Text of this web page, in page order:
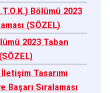
Bölümü 2023
(SÖZEL)
2023 Taban
Tasarımı
Başarı Sıralaması